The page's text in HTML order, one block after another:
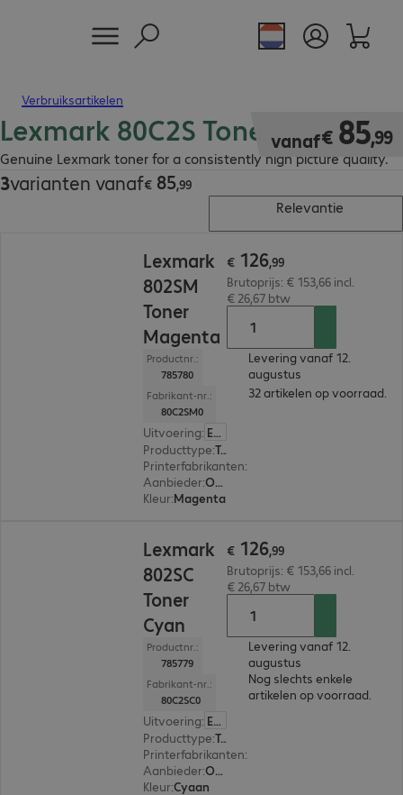
Verbruiksartikelen
Lexmark 80C2S Toner
Genuine Lexmark toner for a consistently high picture quality.
vanaf€ 85,99
€ 85,99
3varianten vanaf€ 85,99
€ 85,99
Relevantie
Lexmark
802SM
Toner
Magenta
Productnr.:
785780
Fabrikant-nr.:
80C2SM0
Uitvoering: Europa
Producttype: Toner
Printerfabrikanten:
Aanbieder:
Origineel
Kleur:Magenta
€ 126,99
Brutoprijs: € 153,66 incl.
€ 26,67 btw
Levering vanaf 12.
augustus
32 artikelen op voorraad.
Lexmark
802SC
Toner
Cyan
Productnr.:
785779
Fabrikant-nr.:
80C2SC0
Uitvoering: Europa
Producttype: Toner
Printerfabrikanten:
Aanbieder:
Origineel
Kleur:Cyaan
€ 126,99
Brutoprijs: € 153,66 incl.
€ 26,67 btw
Levering vanaf 12.
augustus
Nog slechts enkele
artikelen op voorraad.